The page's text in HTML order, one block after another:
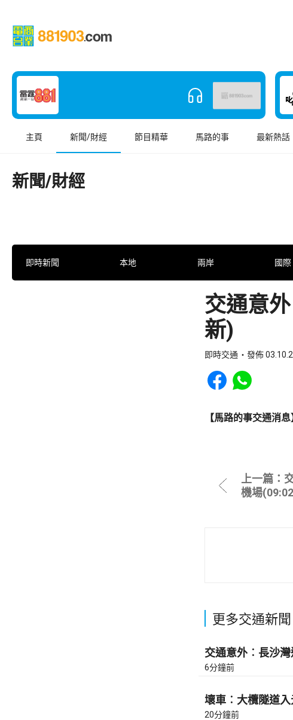
主頁 新聞/財經 節目精華 馬路的事 最新熱話
新聞/財經
即時新聞 本地 兩岸 國際
交通意
新)
即時交通 發佈
Share to Facebook
Share to
【馬路的事交通消息
上一篇：
機場
更多交通新聞
交通意外︰長沙
6分鐘前
壞車︰大欖隧道
20分鐘前